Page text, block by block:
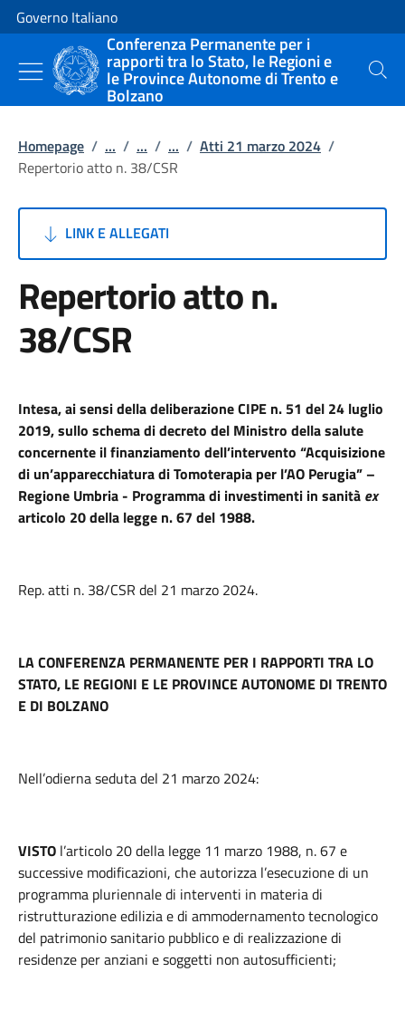
Vai al contenuto
Vai alla navigazione del sito
Governo Italiano
Conferenza Permanente per i
rapporti tra lo Stato, le Regioni e
le Province Autonome di Trento e
Bolzano
Cerca
Homepage / ... / ... / ... / Atti 21 marzo 2024 /
Repertorio atto n. 38/CSR
LINK E ALLEGATI
Repertorio atto n.
38/CSR
Intesa, ai sensi della deliberazione CIPE n. 51 del 24 luglio
2019, sullo schema di decreto del Ministro della salute
concernente il finanziamento dell’intervento “Acquisizione
di un’apparecchiatura di Tomoterapia per l’AO Perugia” –
Regione Umbria - Programma di investimenti in sanità ex
articolo 20 della legge n. 67 del 1988.
Rep. atti n. 38/CSR del 21 marzo 2024.
LA CONFERENZA PERMANENTE PER I RAPPORTI TRA LO
STATO, LE REGIONI E LE PROVINCE AUTONOME DI TRENTO
E DI BOLZANO
Nell’odierna seduta del 21 marzo 2024:
VISTO l’articolo 20 della legge 11 marzo 1988, n. 67 e
successive modificazioni, che autorizza l’esecuzione di un
programma pluriennale di interventi in materia di
ristrutturazione edilizia e di ammodernamento tecnologico
del patrimonio sanitario pubblico e di realizzazione di
residenze per anziani e soggetti non autosufficienti;